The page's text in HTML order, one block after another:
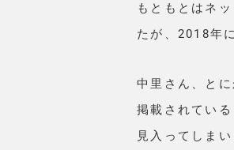
もともとはネ
たが、2018年
中里さん、と
掲載されてい
見入ってしまい